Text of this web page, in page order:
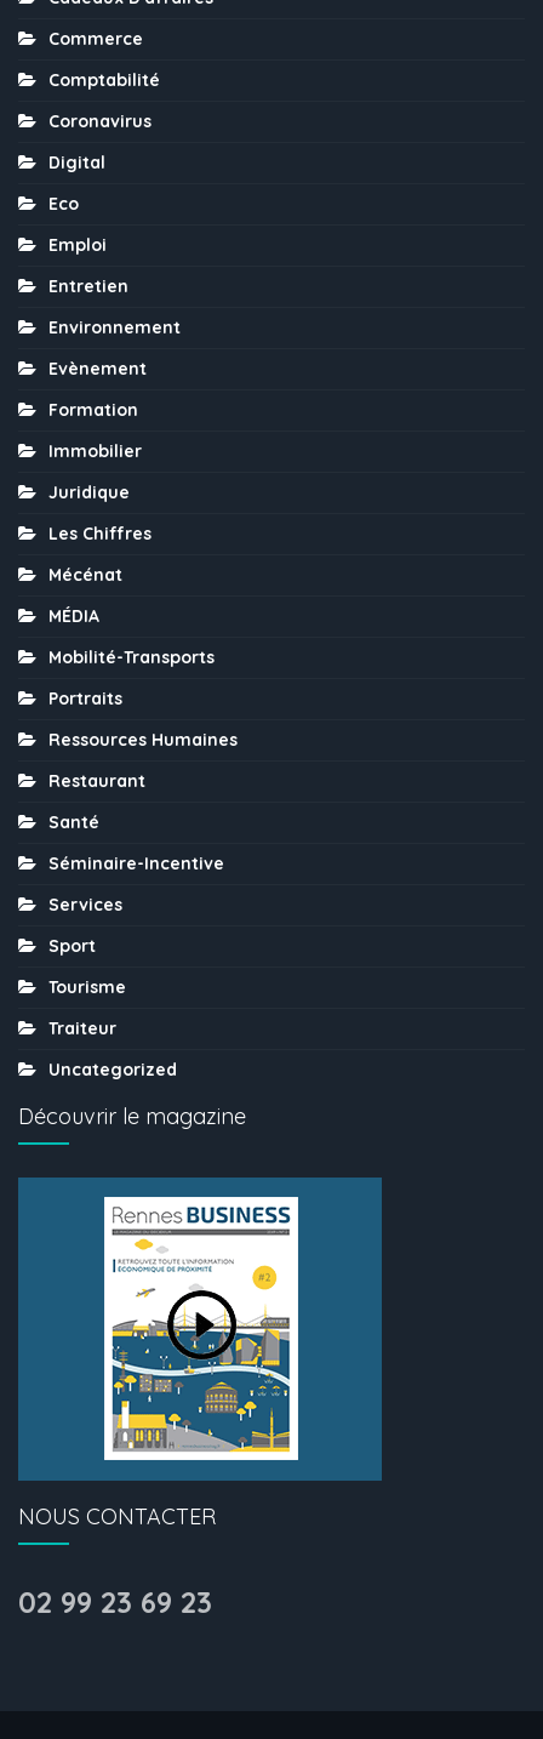
Commerce
Comptabilité
Coronavirus
Digital
Eco
Emploi
Entretien
Environnement
Evènement
Formation
Immobilier
Juridique
Les Chiffres
Mécénat
MÉDIA
Mobilité-Transports
Portraits
Ressources Humaines
Restaurant
Santé
Séminaire-Incentive
Services
Sport
Tourisme
Traiteur
Uncategorized
Découvrir le magazine
NOUS CONTACTER
02 99 23 69 23